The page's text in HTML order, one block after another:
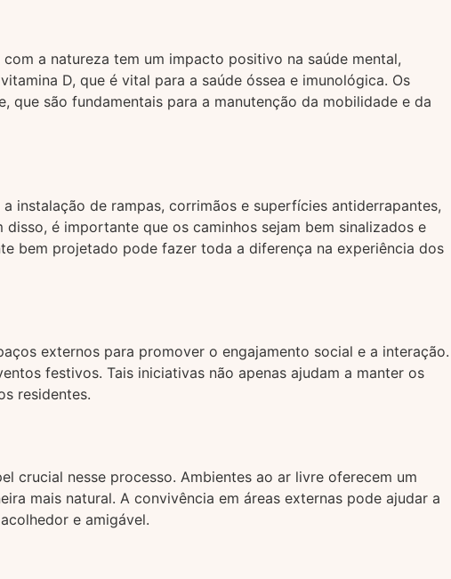
a natureza tem um impacto positivo na saúde mental,
D, que é vital para a saúde óssea e imunológica. Os
são fundamentais para a manutenção da mobilidade e da
instalação de rampas, corrimãos e superfícies antiderrapantes,
é importante que os caminhos sejam bem sinalizados e
bem projetado pode fazer toda a diferença na experiência dos
externos para promover o engajamento social e a interação.
festivos. Tais iniciativas não apenas ajudam a manter os
residentes.
crucial nesse processo. Ambientes ao ar livre oferecem um
mais natural. A convivência em áreas externas pode ajudar a
e amigável.